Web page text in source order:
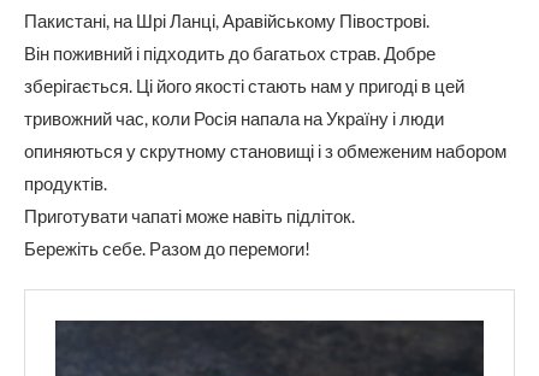
Пакистані, на Шрі Ланці, Аравійському Півострові.
Він поживний і підходить до багатьох страв. Добре
зберігається. Ці його якості стають нам у пригоді в цей
тривожний час, коли Росія напала на Україну і люди
опиняються у скрутному становищі і з обмеженим набором
продуктів.
Приготувати чапаті може навіть підліток.
Бережіть себе. Разом до перемоги!